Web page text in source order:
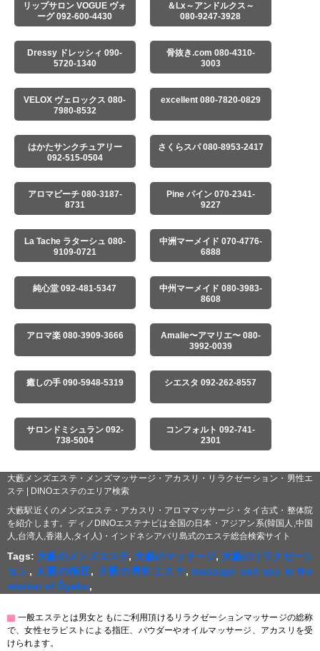
リップサロン VOGUE ヴォ
ーグ 092-600-4430
＆Lx～アンドルクス～
080-9247-3928
Dressy ドレッシィ 090-
5720-1340
骨抜き.com 080-4310-
3003
VELOX ヴェロックス 080-
7980-8532
excellent 080-7820-0829
はかたサンクチュアリー
092-515-0504
さくらスパ 080-8953-2417
アロマビーチ 080-3187-
8731
Pine パイン 070-2341-
9227
La Tache ラターシュ 080-
9109-0721
中洲マーメイド 070-4776-
6888
純心堂 092-481-5347
中州マーメイド 080-3983-
8608
アロマ楽 080-3909-3666
Amalie〜アマリエ〜 080-
3992-0039
癒しの手 090-5948-5319 シエスタ 092-262-8557
サロンドミシュラン 092-
738-5004
コンフォルト 092-741-
2301
大藪メンズエステ・メンズマッサージ・アカスリ・リラクゼーション・男性エ
ステ | DINOエステのエリア検索
大藪駅近くのメンズエステ・アカスリ・アロママッサージ・タイ古式・整体院
を紹介します。ディノDINOエステナビは全国の日本・アジアン系(韓国人,中国
人,台湾人,香港人,タイ人)・インドネシアバリ島式のエステ総合検索サイト
Tags: 大藪のメンズエステ, 大藪のマッサージ, 大藪のリラクゼーシ
ョン, 大藪の指圧, 大藪の男性エステ, massage and spa in the
station of Ōyabu,
▇ 一般エステとは男女ともにご利用頂けるリラクゼーションマッサージの総称
で、女性セラピストによる指圧、パウダーやオイルマッサージ、アカスリを受
けられます。